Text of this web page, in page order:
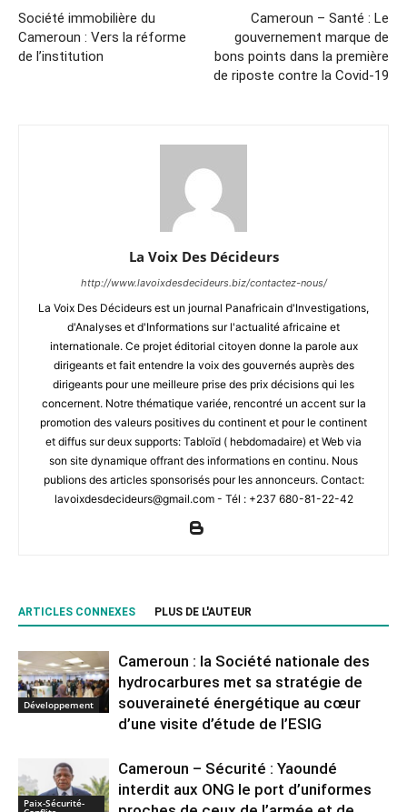
Société immobilière du
Cameroun : Vers la réforme
de l’institution
Cameroun – Santé : Le
gouvernement marque de
bons points dans la première
de riposte contre la Covid-19
La Voix Des Décideurs
http://www.lavoixdesdecideurs.biz/contactez-nous/
La Voix Des Décideurs est un journal Panafricain d'Investigations,
d'Analyses et d'Informations sur l'actualité africaine et
internationale. Ce projet éditorial citoyen donne la parole aux
dirigeants et fait entendre la voix des gouvernés auprès des
dirigeants pour une meilleure prise des prix décisions qui les
concernent. Notre thématique variée, rencontré un accent sur la
promotion des valeurs positives du continent et pour le continent
et diffus sur deux supports: Tabloïd ( hebdomadaire) et Web via
son site dynamique offrant des informations en continu. Nous
publions des articles sponsorisés pour les annonceurs. Contact:
lavoixdesdecideurs@gmail.com - Tél : +237 680-81-22-42
ARTICLES CONNEXES PLUS DE L'AUTEUR
Développement
Cameroun : la Société nationale des
hydrocarbures met sa stratégie de
souveraineté énergétique au cœur
d’une visite d’étude de l’ESIG
Paix-Sécurité-
Cameroun – Sécurité : Yaoundé
interdit aux ONG le port d’uniformes